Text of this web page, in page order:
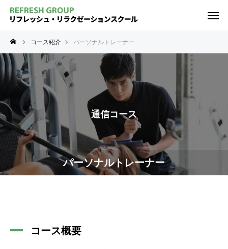
コース紹介 パーソナルトレーナー
パーソナルトレーナー
通信コース
コース概要